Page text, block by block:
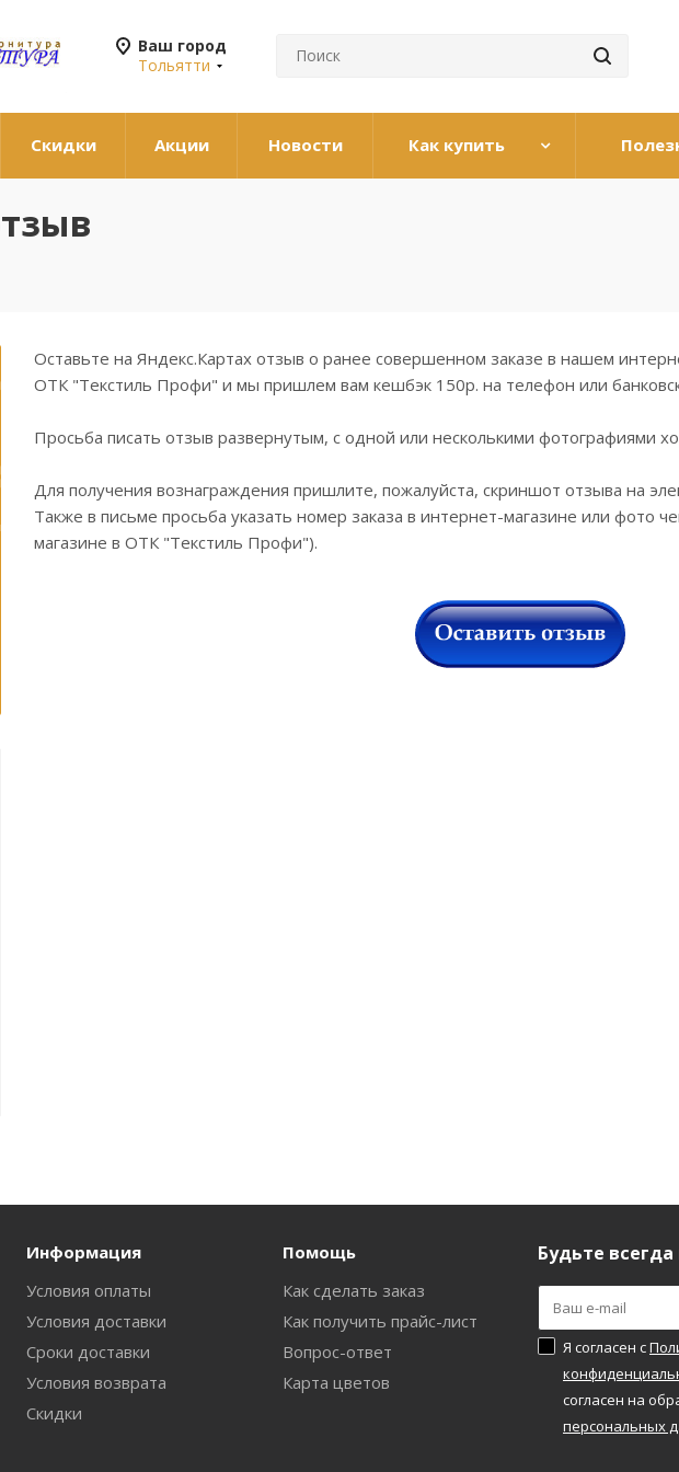
Ваш город
Тольятти
Скидки Акции Новости Как купить
Оставьте на Яндекс.Картах отзыв о ранее совершенном заказе в нашем
ОТК "Текстиль Профи" и мы пришлем вам кешбэк 150р. на телефон или
Просьба писать отзыв развернутым, с одной или несколькими фотографиями
Для получения вознаграждения пришлите, пожалуйста, скриншот отзыва на
Также в письме просьба указать номер заказа в интернет-магазине или фото
магазине в ОТК "Текстиль Профи").
Информация
Условия оплаты
Условия доставки
Сроки доставки
Условия возврата
Скидки
Помощь
Как сделать заказ
Как получить прайс-лист
Вопрос-ответ
Карта цветов
Будьте всегда
Я согласен с
согласен на
персональных